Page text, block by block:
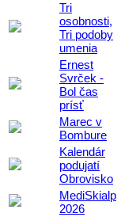
Tri
osobnosti,
Tri podoby
umenia
Ernest
Svrček -
Bol čas
prísť
Marec v
Bombure
Kalendár
podujatí
Obrovisko
MediSkialp
2026